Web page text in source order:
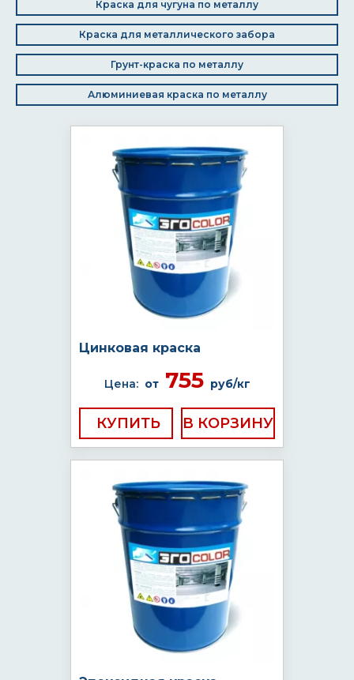
Краска для чугуна по металлу
Краска для металлического забора
Грунт-краска по металлу
Алюминиевая краска по металлу
Цинковая краска
Цена: от755 руб/кг
КУПИТЬ